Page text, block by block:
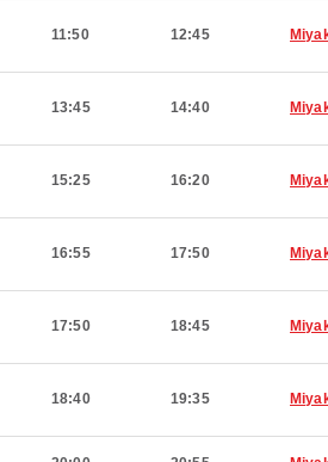
11:50 12:45
13:45 14:40
15:25 16:20
16:55 17:50
17:50 18:45
18:40 19:35